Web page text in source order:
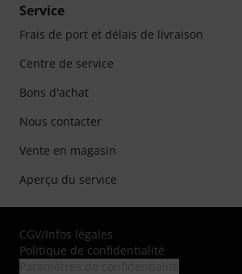
Service
Frais de port et délais de livraison
Centre de service
Bons d'achat
Nous contacter
Vente en magasin
Aperçu du service
CGV/Infos légales
Politique de confidentialité